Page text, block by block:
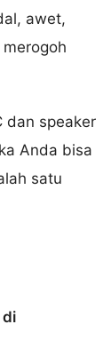
awet,
dan speaker
Anda bisa
satu
di